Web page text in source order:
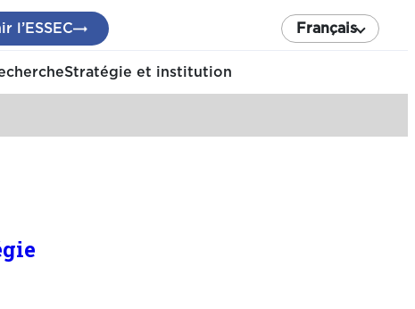
l’ESSEC Français
Stratégie et institution